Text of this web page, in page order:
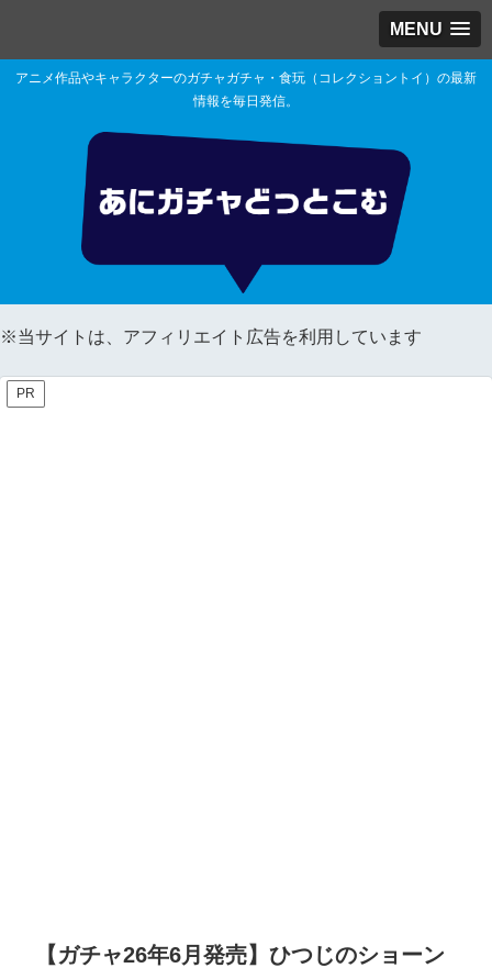
MENU
アニメ作品やキャラクターのガチャガチャ・食玩（コレクショントイ）の最新
情報を毎日発信。
※当サイトは、アフィリエイト広告を利用しています
PR
【ガチャ26年6月発売】ひつじのショーン